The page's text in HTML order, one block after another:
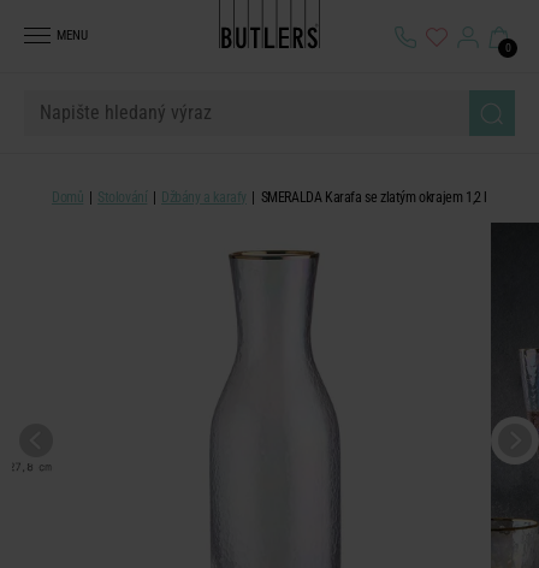
MENU
0
Domů Stolování Džbány a karafy SMERALDA Karafa se zlatým okrajem 1,2 l